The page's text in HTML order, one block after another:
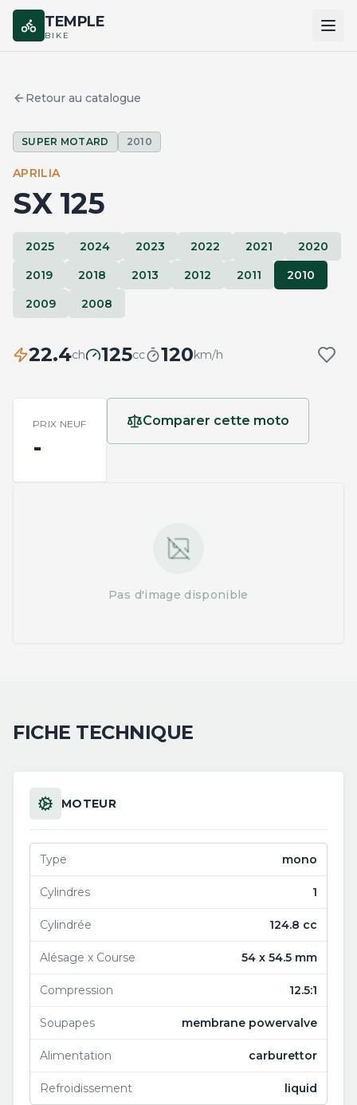
TEMPLE
BIKE
MARQUES
COMPARER
Retour au catalogue
SUPER MOTARD 2010
APRILIA
SX 125
2025 2024 2023 2022 2021
2020
2019
2018 2013 2012 2011
2010
2009
2008
22.4ch 125cc 120km/h
PRIX NEUF
-
Comparer cette moto
Pas d'image disponible
FICHE TECHNIQUE
MOTEUR
Type mono
Cylindres 1
Cylindrée 124.8 cc
Alésage x Course 54 x 54.5 mm
Compression 12.5:1
Soupapes membrane powervalve
Alimentation carburettor
Refroidissement liquid